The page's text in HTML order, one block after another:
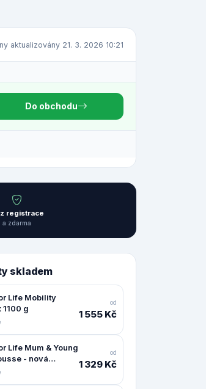
aktualizovány 21. 3. 2026 10:21
Do obchodu
registrace
a zdarma
skladem
Life Mobility
1100 g
od
1 555 Kč
Life Mum & Young
- nová
balení: 24
od
1 329 Kč